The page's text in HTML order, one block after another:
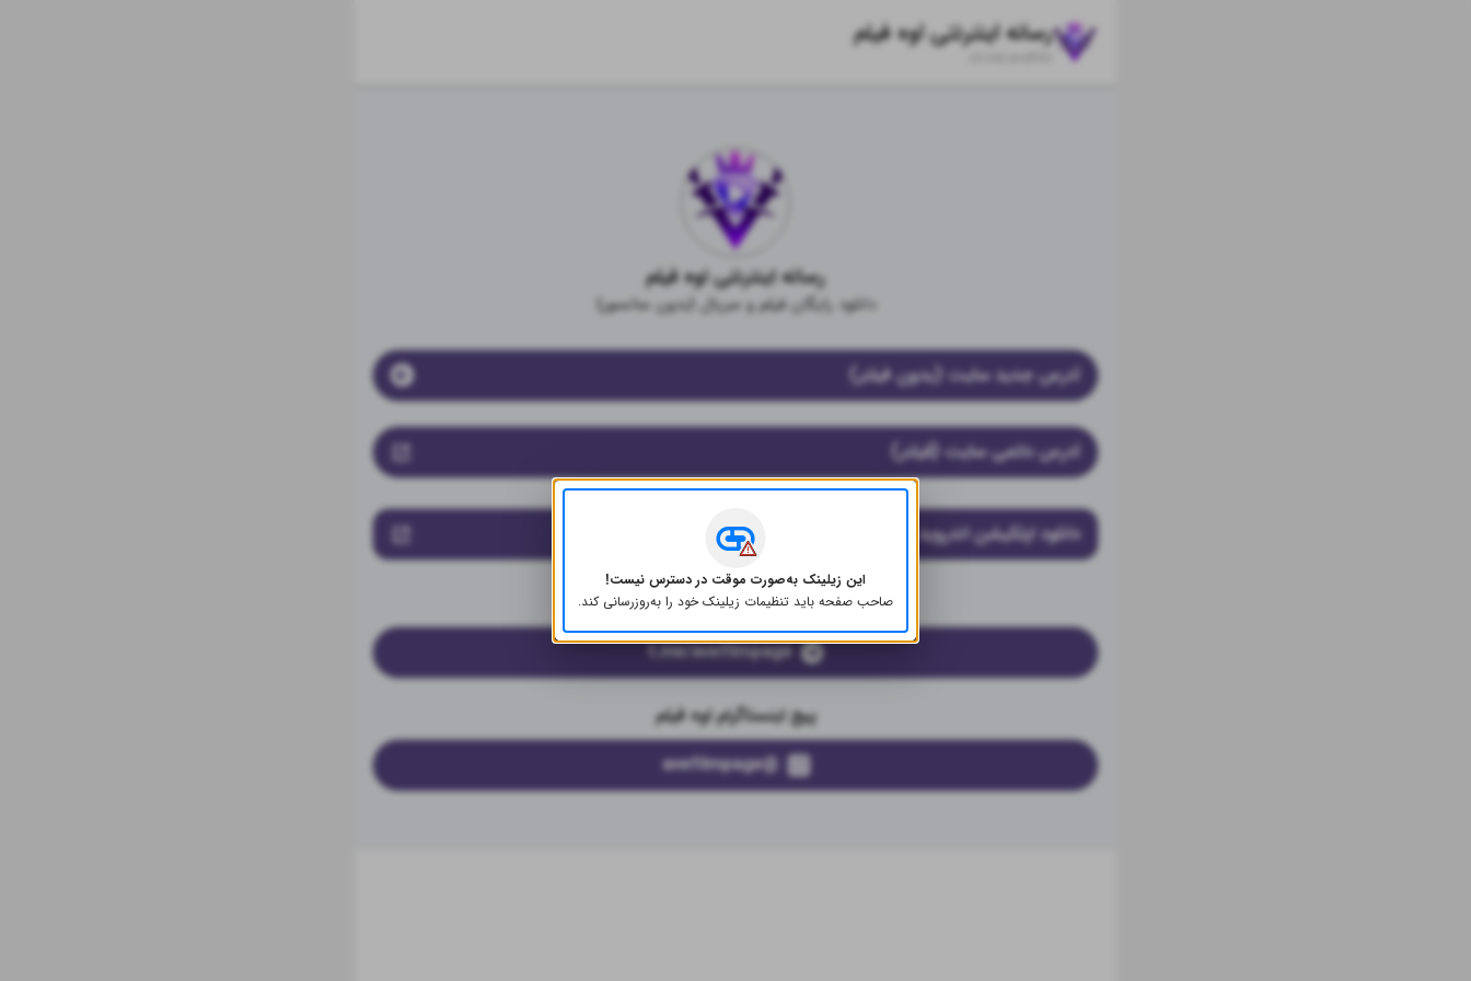
رسانه اینترنتی اوه فیلم
رسانه اینترنتی اوه فیلم
دانلود رایگان فیلم و سریال {بدون سانسور}
آدرس جدید سایت (بدون فیلتر)
آدرس دائمی سایت (فیلتر)
دانلود اپلکیشن اندروید (ضد فیلتر)
کانال تلگرام اوه فیلم
t.me/avefilmpage
پیج اینستاگرام اوه فیلم
@avefilmpage
این زیلینک به‌صورت موقت در دسترس نیست!
صاحب صفحه باید تنظیمات زیلینک خود را به‌روز‌رسانی کند.